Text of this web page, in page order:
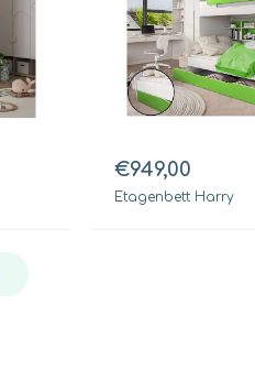
€949,00
Etagenbett Harry